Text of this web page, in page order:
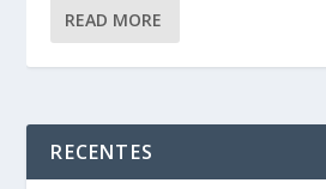
READ MORE
RECENTES